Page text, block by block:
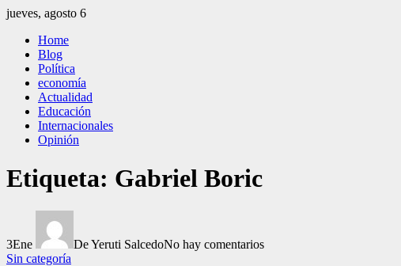
Saltar
contenido
jueves, agosto 6
El Independiente
El independiente Libre y Transparente
Home
Blog
Política
economía
Actualidad
Educación
Internacionales
Opinión
Etiqueta: Gabriel Boric
3Ene De Yeruti SalcedoNo hay comentarios
Sin categoría